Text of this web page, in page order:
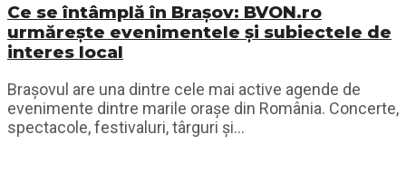
Ce se întâmplă în Brașov: BVON.ro
urmărește evenimentele și subiectele de
interes local
Brașovul are una dintre cele mai active agende de
evenimente dintre marile orașe din România. Concerte,
spectacole, festivaluri, târguri și...